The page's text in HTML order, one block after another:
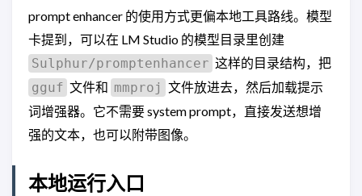
prompt enhancer 的使用方式更偏本地工具路线。模型
卡提到，可以在 LM Studio 的模型目录里创建
Sulphur/promptenhancer 这样的目录结构，把
gguf 文件和 mmproj 文件放进去，然后加载提示
词增强器。它不需要 system prompt，直接发送想增
强的文本，也可以附带图像。
本地运行入口